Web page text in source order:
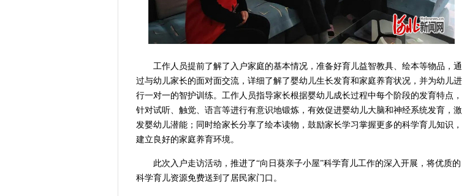
工作人员提前了解了入户家庭的基本情况，准备好育儿益智教具、绘本等物品，通
过与幼儿家长的面对面交流，详细了解了婴幼儿生长发育和家庭养育状况，并为幼儿进
行一对一的智护训练。工作人员指导家长根据婴幼儿成长过程中每个阶段的发育特点，
针对试听、触觉、语言等进行有意识地锻炼，有效促进婴幼儿大脑和神经系统发育，激
发婴幼儿潜能；同时给家长分享了绘本读物，鼓励家长学习掌握更多的科学育儿知识，
建立良好的家庭养育环境。
此次入户走访活动，推进了“向日葵亲子小屋”科学育儿工作的深入开展，将优质的
科学育儿资源免费送到了居民家门口。